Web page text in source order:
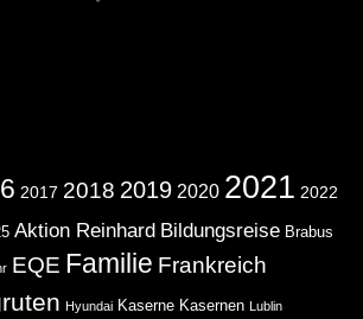
2017 2018 2019 2020 2021 2022
Aktion Reinhard Bildungsreise Brabus
EQE Familie Frankreich
Hyundai Kaserne Kasernen Lublin